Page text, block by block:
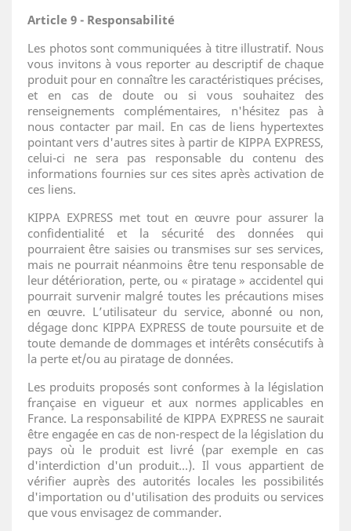
Article 9 - Responsabilité
Les photos sont communiquées à titre illustratif. Nous
vous invitons à vous reporter au descriptif de chaque
produit pour en connaître les caractéristiques précises,
et en cas de doute ou si vous souhaitez des
renseignements complémentaires, n'hésitez pas à
nous contacter par mail. En cas de liens hypertextes
pointant vers d'autres sites à partir de KIPPA EXPRESS,
celui-ci ne sera pas responsable du contenu des
informations fournies sur ces sites après activation de
ces liens.
KIPPA EXPRESS met tout en œuvre pour assurer la
confidentialité et la sécurité des données qui
pourraient être saisies ou transmises sur ses services,
mais ne pourrait néanmoins être tenu responsable de
leur détérioration, perte, ou « piratage » accidentel qui
pourrait survenir malgré toutes les précautions mises
en œuvre. L’utilisateur du service, abonné ou non,
dégage donc KIPPA EXPRESS de toute poursuite et de
toute demande de dommages et intérêts consécutifs à
la perte et/ou au piratage de données.
Les produits proposés sont conformes à la législation
française en vigueur et aux normes applicables en
France. La responsabilité de KIPPA EXPRESS ne saurait
être engagée en cas de non-respect de la législation du
pays où le produit est livré (par exemple en cas
d'interdiction d'un produit...). Il vous appartient de
vérifier auprès des autorités locales les possibilités
d'importation ou d'utilisation des produits ou services
que vous envisagez de commander.